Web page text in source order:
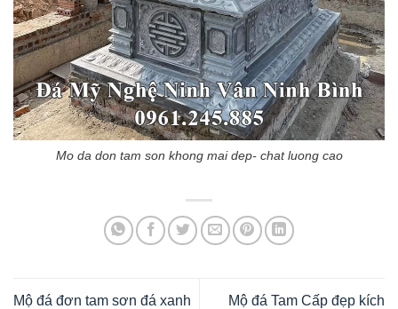
Mo da don tam son khong mai dep- chat luong cao
Mộ đá đơn tam sơn đá xanh
Mộ đá Tam Cấp đẹp kích